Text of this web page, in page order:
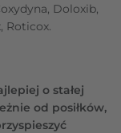
Doloxib,
Roticox.
o stałej
od posiłków,